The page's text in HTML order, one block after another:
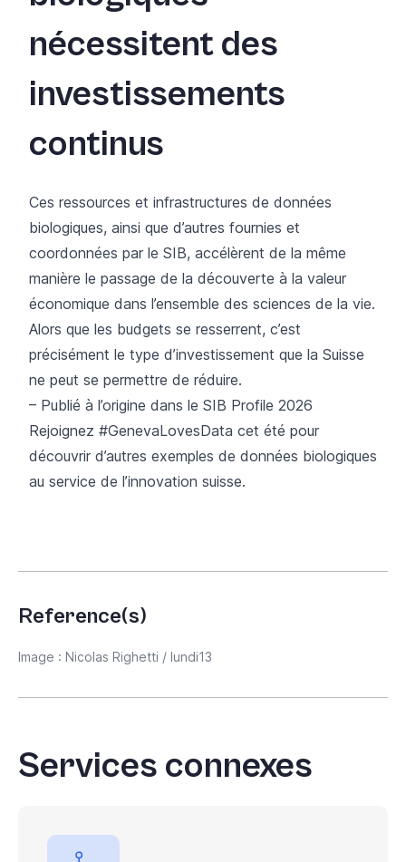
nécessitent des
investissements
continus
Ces ressources et infrastructures de données
biologiques, ainsi que d’autres fournies et
coordonnées par le SIB, accélèrent de la même
manière le passage de la découverte à la valeur
économique dans l’ensemble des sciences de la vie.
Alors que les budgets se resserrent, c’est
précisément le type d’investissement que la Suisse
ne peut se permettre de réduire.
– Publié à l’origine dans le SIB Profile 2026
Rejoignez #GenevaLovesData cet été pour
découvrir d’autres exemples de données biologiques
au service de l’innovation suisse.
Reference(s)
Image : Nicolas Righetti / lundi13
Services connexes